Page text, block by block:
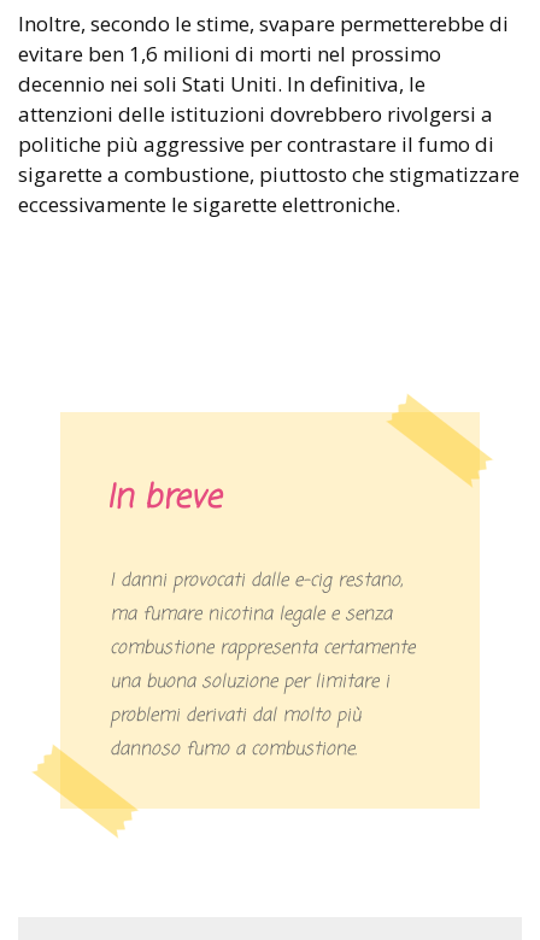
Inoltre, secondo le stime, svapare permetterebbe di
evitare ben 1,6 milioni di morti nel prossimo
decennio nei soli Stati Uniti. In definitiva, le
attenzioni delle istituzioni dovrebbero rivolgersi a
politiche più aggressive per contrastare il fumo di
sigarette a combustione, piuttosto che stigmatizzare
eccessivamente le sigarette elettroniche.
In breve
I danni provocati dalle e-cig restano,
ma fumare nicotina legale e senza
combustione rappresenta certamente
una buona soluzione per limitare i
problemi derivati dal molto più
dannoso fumo a combustione.